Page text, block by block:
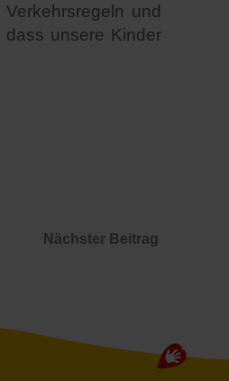
und
dass unsere Kinder
Nächster Beitrag